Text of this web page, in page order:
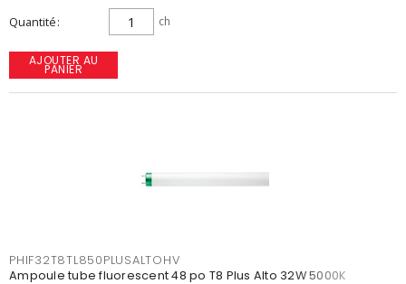
Quantité ch
AJOUTER AU
PANIER
PHIF32T8TL850PLUSALTOHV
Ampoule tube fluorescent 48 po T8 Plus Alto 32W 5000K